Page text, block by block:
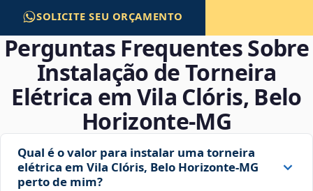
SOLICITE SEU ORÇAMENTO
Perguntas Frequentes Sobre
Instalação de Torneira
Elétrica em Vila Clóris, Belo
Horizonte‑MG
Qual é o valor para instalar uma torneira
elétrica em Vila Clóris, Belo Horizonte‑MG
perto de mim?